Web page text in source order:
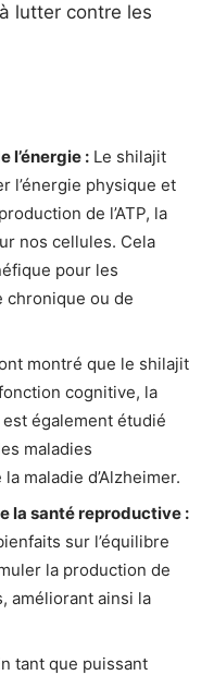
lutter contre les
l’énergie : Le shilajit
l’énergie physique et
de l’ATP, la
nos cellules. Cela
pour les
chronique ou de
montré que le shilajit
cognitive, la
également étudié
maladies
maladie d’Alzheimer.
la santé reproductive :
sur l’équilibre
la production de
améliorant ainsi la
tant que puissant